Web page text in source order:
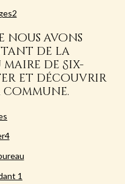
nous avons
de la
de Six-
et découvrir